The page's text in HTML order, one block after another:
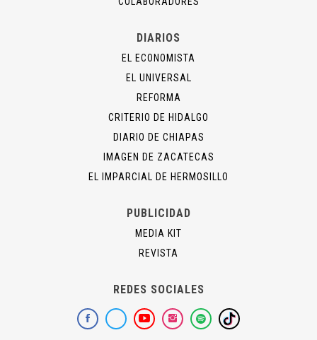
DIARIOS
EL ECONOMISTA
EL UNIVERSAL
REFORMA
CRITERIO DE HIDALGO
DIARIO DE CHIAPAS
IMAGEN DE ZACATECAS
EL IMPARCIAL DE HERMOSILLO
PUBLICIDAD
MEDIA KIT
REVISTA
REDES SOCIALES